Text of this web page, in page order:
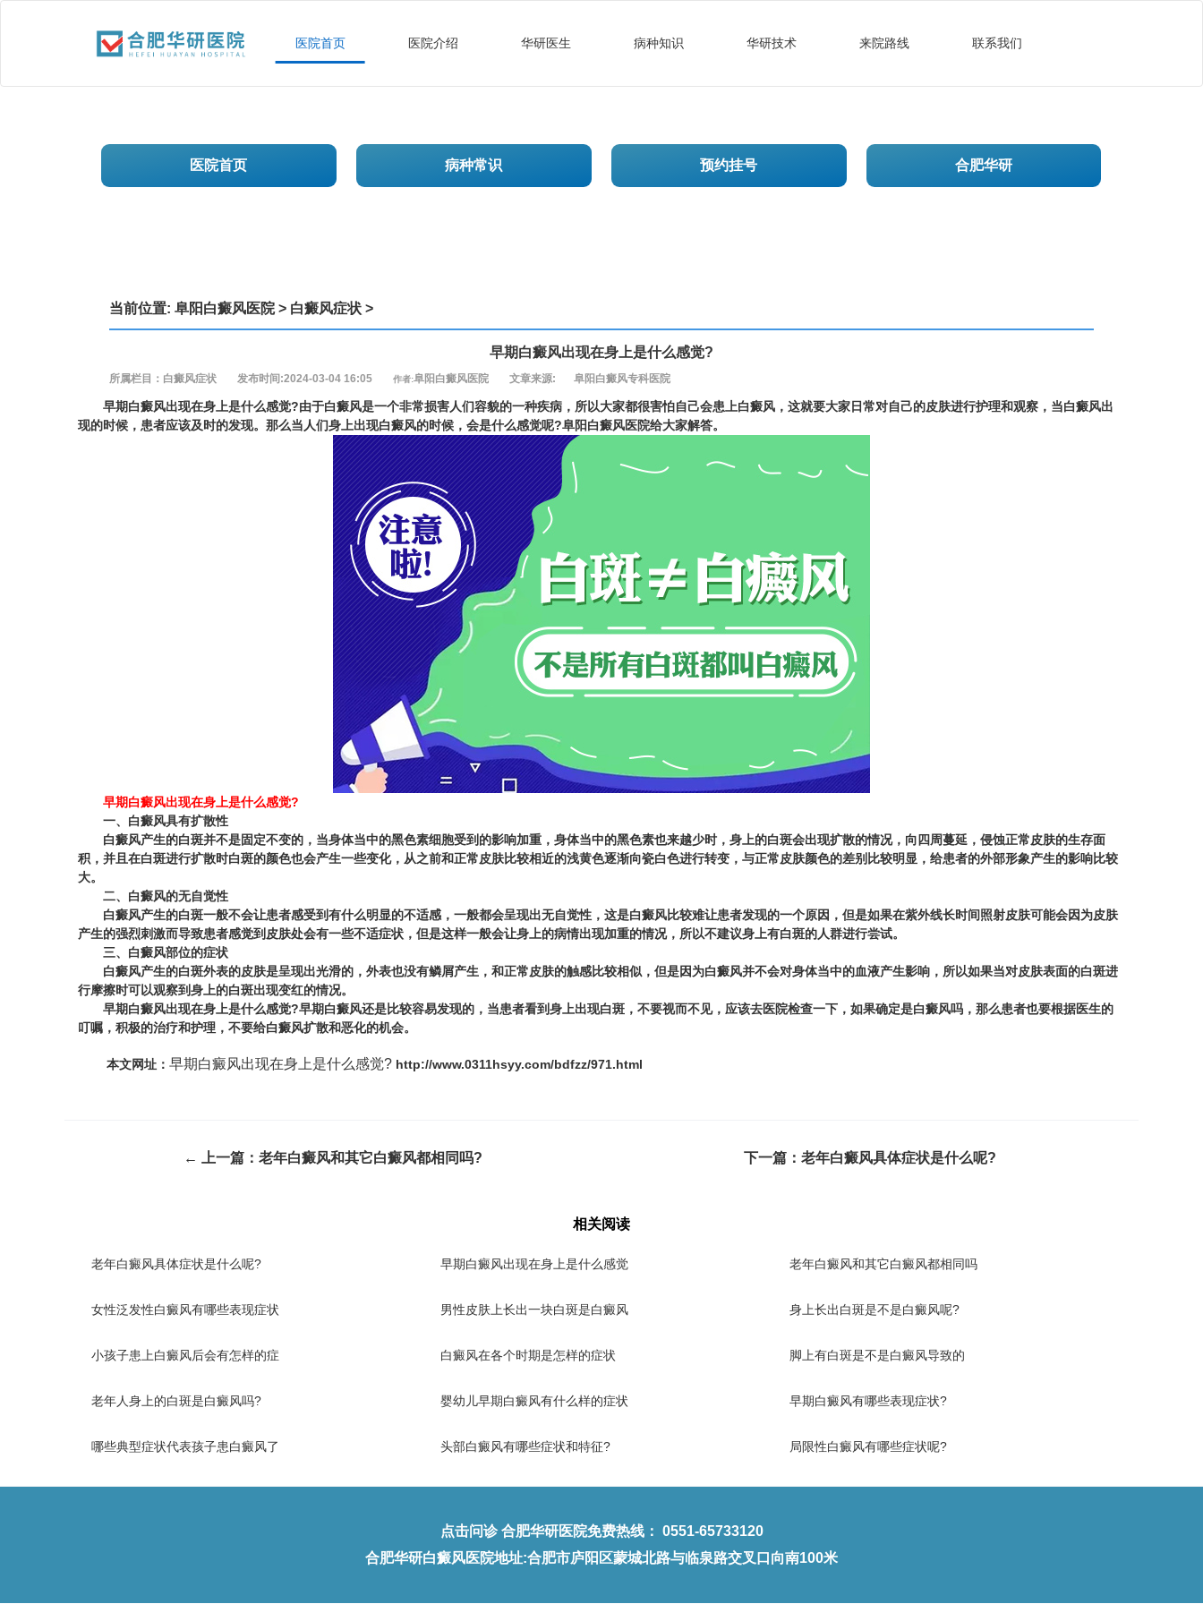
医院首页 医院介绍 华研医生 病种知识 华研技术 来院路线 联系我们
医院首页 病种常识 预约挂号 合肥华研
当前位置:阜阳白癜风医院> 白癜风症状 >
早期白癜风出现在身上是什么感觉?
所属栏目：白癜风症状 发布时间:2024-03-04 16:05 作者:阜阳白癜风医院 文章来源: 阜阳白癜风专科医院
早期白癜风出现在身上是什么感觉?由于白癜风是一个非常损害人们容貌的一种疾病，所以大家都很害怕自己会患上白癜风，这就要大家日常对自己的皮肤进行护理和观察，当白癜风出
现的时候，患者应该及时的发现。那么当人们身上出现白癜风的时候，会是什么感觉呢?阜阳白癜风医院给大家解答。
早期白癜风出现在身上是什么感觉?
一、白癜风具有扩散性
白癜风产生的白斑并不是固定不变的，当身体当中的黑色素细胞受到的影响加重，身体当中的黑色素也来越少时，身上的白斑会出现扩散的情况，向四周蔓延，侵蚀正常皮肤的生存面
积，并且在白斑进行扩散时白斑的颜色也会产生一些变化，从之前和正常皮肤比较相近的浅黄色逐渐向瓷白色进行转变，与正常皮肤颜色的差别比较明显，给患者的外部形象产生的影响比较
大。
二、白癜风的无自觉性
白癜风产生的白斑一般不会让患者感受到有什么明显的不适感，一般都会呈现出无自觉性，这是白癜风比较难让患者发现的一个原因，但是如果在紫外线长时间照射皮肤可能会因为皮肤
产生的强烈刺激而导致患者感觉到皮肤处会有一些不适症状，但是这样一般会让身上的病情出现加重的情况，所以不建议身上有白斑的人群进行尝试。
三、白癜风部位的症状
白癜风产生的白斑外表的皮肤是呈现出光滑的，外表也没有鳞屑产生，和正常皮肤的触感比较相似，但是因为白癜风并不会对身体当中的血液产生影响，所以如果当对皮肤表面的白斑进
行摩擦时可以观察到身上的白斑出现变红的情况。
早期白癜风出现在身上是什么感觉?早期白癜风还是比较容易发现的，当患者看到身上出现白斑，不要视而不见，应该去医院检查一下，如果确定是白癜风吗，那么患者也要根据医生的
叮嘱，积极的治疗和护理，不要给白癜风扩散和恶化的机会。
本文网址： 早期白癜风出现在身上是什么感觉? http://www.0311hsyy.com/bdfzz/971.html
← 上一篇： 老年白癜风和其它白癜风都相同吗? 下一篇： 老年白癜风具体症状是什么呢?
相关阅读
老年白癜风具体症状是什么呢? 早期白癜风出现在身上是什么感觉 老年白癜风和其它白癜风都相同吗
女性泛发性白癜风有哪些表现症状 男性皮肤上长出一块白斑是白癜风 身上长出白斑是不是白癜风呢?
小孩子患上白癜风后会有怎样的症 白癜风在各个时期是怎样的症状 脚上有白斑是不是白癜风导致的
老年人身上的白斑是白癜风吗? 婴幼儿早期白癜风有什么样的症状 早期白癜风有哪些表现症状?
哪些典型症状代表孩子患白癜风了 头部白癜风有哪些症状和特征? 局限性白癜风有哪些症状呢?
点击问诊合肥华研医院免费热线： 0551-65733120
合肥华研白癜风医院地址:合肥市庐阳区蒙城北路与临泉路交叉口向南100米